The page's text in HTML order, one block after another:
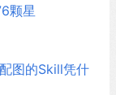
颗星
图的Skill凭什